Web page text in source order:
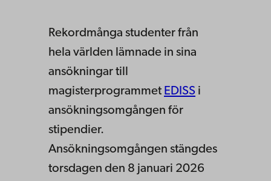
Rekordmånga studenter från
hela världen lämnade in sina
ansökningar till
magisterprogrammet EDISS i
ansökningsomgången för
stipendier.
Ansökningsomgången stängdes
torsdagen den 8 januari 2026